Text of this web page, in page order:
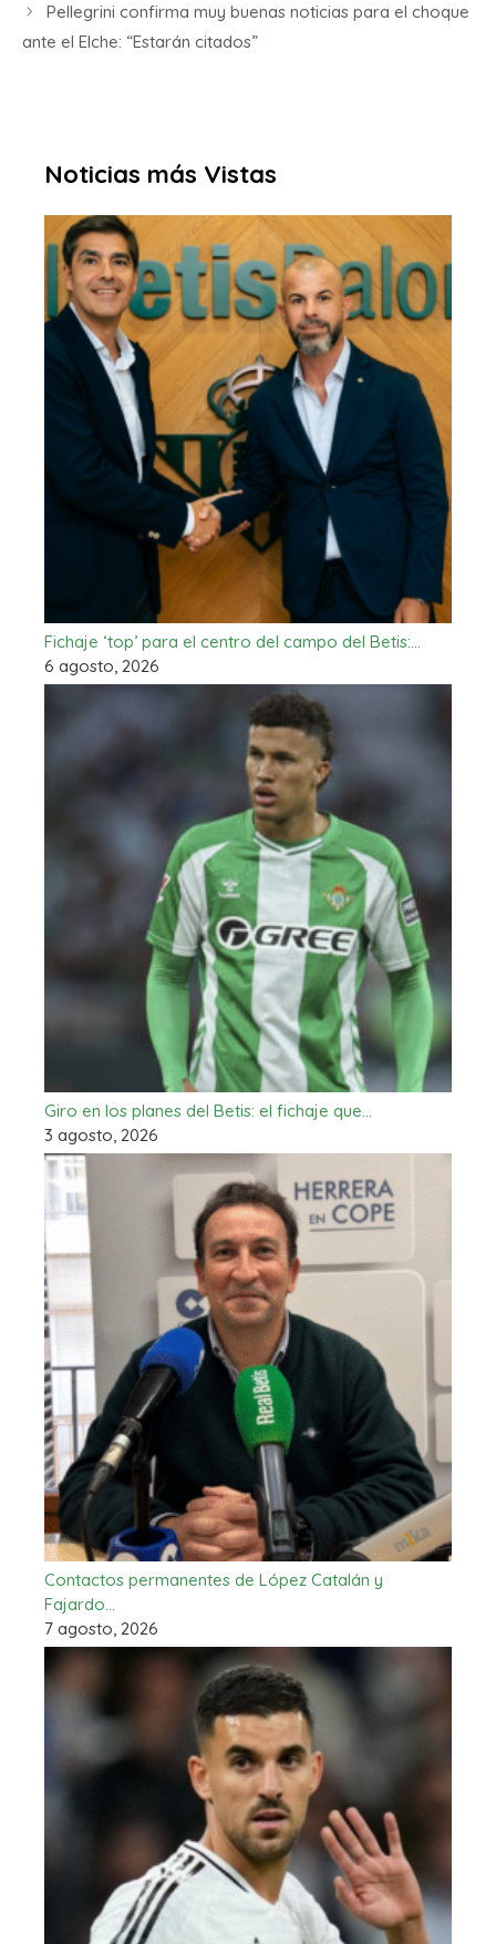
Pellegrini confirma muy buenas noticias para el choque
ante el Elche: “Estarán citados”
Noticias más Vistas
Fichaje ‘top’ para el centro del campo del Betis:…
6 agosto, 2026
Giro en los planes del Betis: el fichaje que…
3 agosto, 2026
Contactos permanentes de López Catalán y
Fajardo…
7 agosto, 2026